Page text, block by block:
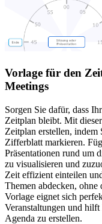
Vorlage für den
Meetings
Sorgen Sie dafür, dass
Zeitplan bleibt. Mit
Zeitplan erstellen, indem
Zifferblatt markieren.
Präsentationen rund um
zu visualisieren und
Zeit effizient einteilen
Themen abdecken,
Vorlage eignet sich
Veranstaltungen und
Agenda zu erstellen.